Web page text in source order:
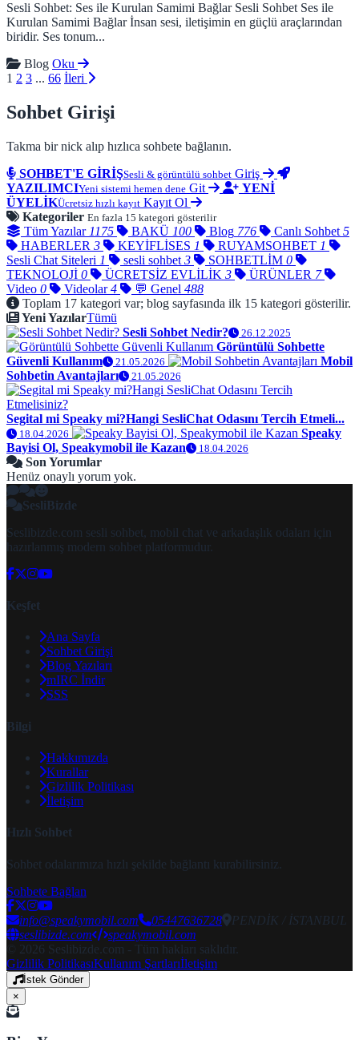
Sesli Sohbet: Ses ile Kurulan Samimi Bağlar Sesli Sohbet Ses ile
Kurulan Samimi Bağlar İnsan sesi, iletişimin en güçlü araçlarından
biridir. Ses tonum...
Blog Oku
1 2 3 ... 66 İleri
Sohbet Girişi
Takma bir nick alıp hızlıca sohbete bağlanın.
SOHBET'E GİRİŞSesli & görüntülü sohbet Giriş
YAZILIMCIYeni sistemi hemen dene Git
YENİ
ÜYELİKÜcretsiz hızlı kayıt Kayıt Ol
Kategoriler En fazla 15 kategori gösterilir
Tüm Yazılar 1175 BAKÜ 100 Blog 776 Canlı Sohbet 5
HABERLER 3 KEYİFLİSES 1 RUYAMSOHBET 1
Sesli Chat Siteleri 1 sesli sohbet 3 SOHBETLİM 0
TEKNOLOJİ 0 ÜCRETSİZ EVLİLİK 3 ÜRÜNLER 7
Video 0 Videolar 4 💬 Genel 488
Toplam 17 kategori var; blog sayfasında ilk 15 kategori gösterilir.
Yeni YazılarTümü
Sesli Sohbet Nedir?
26.12.2025
Görüntülü Sohbette
Güvenli Kullanım
21.05.2026
Mobil
Sohbetin Avantajları
21.05.2026
Segital mi Speaky mi?Hangi SesliChat Odasını Tercih Etmeli...
18.04.2026
Speaky
Bayisi Ol, Speakymobil ile Kazan
18.04.2026
Son Yorumlar
Henüz onaylı yorum yok.
SesliBizde
Seslibizde.com sesli sohbet, mobil chat ve arkadaşlık odaları için
hazırlanmış modern sohbet platformudur.
Keşfet
Ana Sayfa
Sohbet Girişi
Blog Yazıları
mIRC İndir
SSS
Bilgi
Hakkımızda
Kurallar
Gizlilik Politikası
İletişim
Hızlı Sohbet
Sohbet odalarımıza hızlı şekilde bağlantı kurabilirsiniz.
Sohbete Bağlan
info@speakymobil.com 05447636728
PENDİK / İSTANBUL
seslibizde.com
speakymobil.com
© 2026 Seslibizde.com - Tüm hakları saklıdır.
Gizlilik PolitikasıKullanım Şartlarıİletişim
İstek Gönder
×